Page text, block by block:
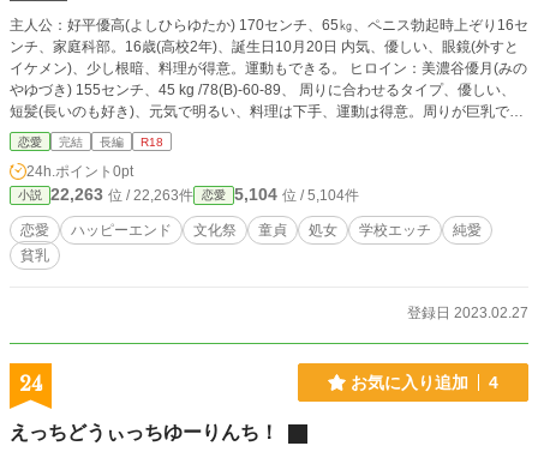
主人公：好平優高(よしひらゆたか) 170センチ、65㎏、ペニス勃起時上ぞり16セ
ンチ、家庭科部。16歳(高校2年)、誕生日10月20日 内気、優しい、眼鏡(外すと
イケメン)、少し根暗、料理が得意。運動もできる。 ヒロイン：美濃谷優月(みの
やゆづき) 155センチ、45 kg /78(B)-60-89、 周りに合わせるタイプ、優しい、
短髪(長いのも好き)、元気で明るい、料理は下手、運動は得意。周りが巨乳で自
分の魅力に気付いていない。周りに比べられ、落ち込む日が多い。部活は陸上
部。 あらすじ 奇跡が起こり僕のクラスの殆どの女子がDカップ以上の巨乳だっ
た。僕のクラスは32名中女子が16名男子16名。16人のうちDカップ以上が15人
と言う驚異の確立をほこり、奇跡のクラスと言われた。なぜカップ数が分かるか
と言うと自己紹介の時に女子自ら発言していたからだ。そのクラスにたまたま入
れた僕は学校中の男子からうらやましがられた。確かに大きな胸の人は魅力で溢
れている。その大きな胸に包まれたいと思った日は何度もある。それこそ、うち
僕は違う、いつも見ているのは大きな胸ではない。好きな人の瞳だ。目が合うの
りと頭を下げてくれる。ああ、好きだ。目が悪くなければ彼女の瞳はもっと綺麗
に見えるのだろうか。僕は彼女を好きになってから控えめな胸でも良いと思える
ようになった。それほど僕の眼に映る彼女は魅力で溢れていた。ただ、誰もその
魅力に気付く者はいない。周りの大きな胸の魅力にかき消されているのだ。僕は
このクラスにいる間に彼女を手に入れてみせる。そうしないとすぐ彼女の魅力に
恋愛 完結 長編 R18
24h.ポイント 0pt
小説 22,263 位 / 22,263件 恋愛 5,104 位 / 5,104件
恋愛 ハッピーエンド 文化祭 童貞 処女 学校エッチ
純愛
貧乳
登録日 2023.02.27
24 お気に入り追加 4
えっちどうぃっちゆーりんち！